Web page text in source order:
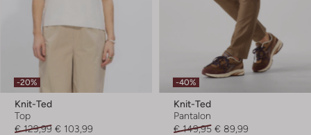
-20%
Knit-Ted
Top
€ 129,99 € 103,99
-40%
Knit-Ted
Pantalon
€ 149,95 € 89,99